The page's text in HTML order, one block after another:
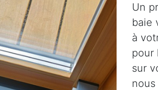
Un
baie
à
pour
sur